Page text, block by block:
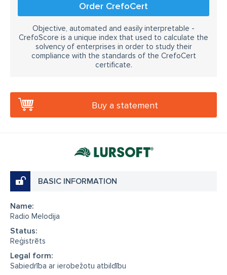
Order CrefoCert
Objective, automated and easily interpretable -
CrefoScore is a unique index that used to calculate the
solvency of enterprises in order to study their
compliance with the standards of the CrefoCert
certificate.
Buy a statement
BASIC INFORMATION
Name:
Radio Melodija
Status:
Reģistrēts
Legal form:
Sabiedrība ar ierobežotu atbildību